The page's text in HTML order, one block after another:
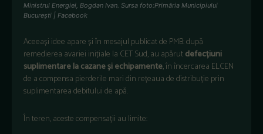
Ministrul Energiei, Bogdan Ivan. Sursa foto:Primăria Municipiului
Bucureşti | Facebook
Aceeași idee apare și în mesajul publicat de PMB: după
remedierea avariei inițiale la CET Sud, au apărutdefecțiuni
suplimentare la cazane și echipamente, în încercarea ELCEN
de a compensa pierderile mari din rețeaua de distribuție prin
suplimentarea debitului de apă.
În teren, aceste compensații au limite: